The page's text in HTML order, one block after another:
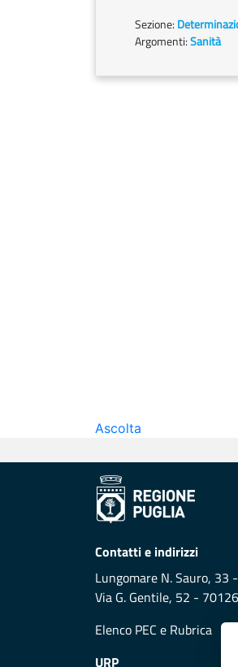
Sezione:
Argomenti:Sanità
Ascolta
Contatti e indirizzi
Lungomare N. Sauro, 33
Via G. Gentile, 52 -
Elenco PEC e Rubrica
URP